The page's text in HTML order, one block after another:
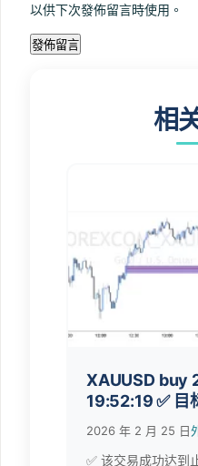
以供下次發佈留言時使用。
相
XAUUSD
19:52:19 ✅ 目
2026 年 2 月 25 日
✅ 该交易成功达到